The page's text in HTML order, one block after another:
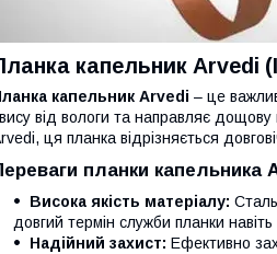
капельник Arvedi
капельник Arvedi – це
від вологи та направляє дощову
ця планка відрізняється
планки капельника
Висока якість матеріалу:
довгий термін служби планки
Надійний захист: Ефективно